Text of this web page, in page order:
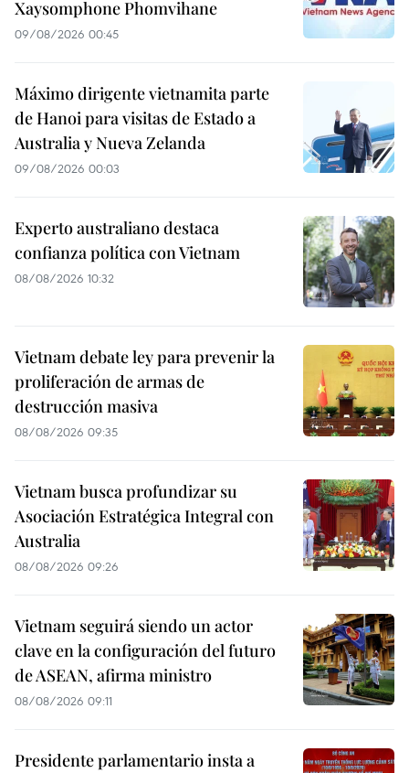
Xaysomphone Phomvihane
09/08/2026 00:45
Máximo dirigente vietnamita parte
de Hanoi para visitas de Estado a
Australia y Nueva Zelanda
09/08/2026 00:03
Experto australiano destaca
confianza política con Vietnam
08/08/2026 10:32
Vietnam debate ley para prevenir la
proliferación de armas de
destrucción masiva
08/08/2026 09:35
Vietnam busca profundizar su
Asociación Estratégica Integral con
Australia
08/08/2026 09:26
Vietnam seguirá siendo un actor
clave en la configuración del futuro
de ASEAN, afirma ministro
08/08/2026 09:11
Presidente parlamentario insta a